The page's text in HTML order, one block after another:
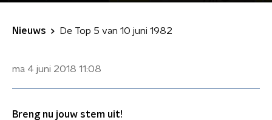
Nieuws De Top 5 van 10 juni 1982
ma 4 juni 2018 11:08
Breng nu jouw stem uit!